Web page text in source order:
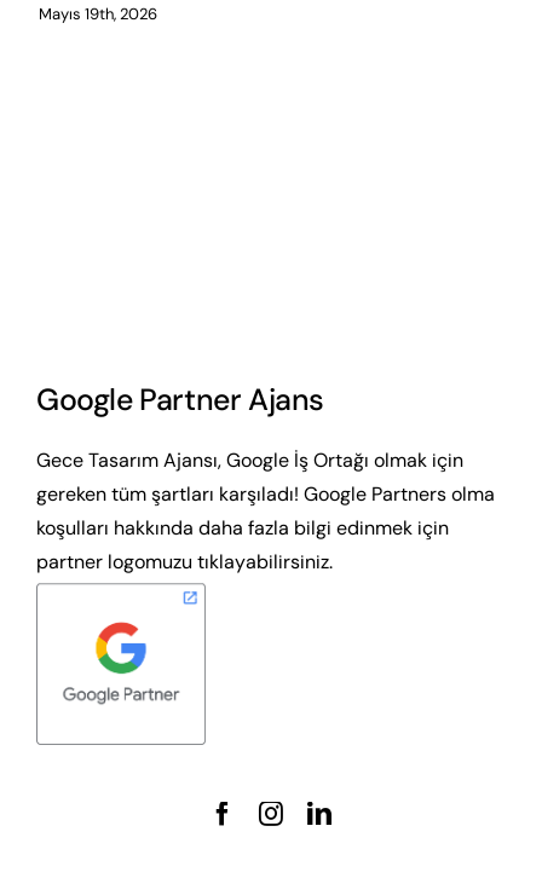
Mayıs 19th, 2026
Google Partner Ajans
Gece Tasarım Ajansı, Google İş Ortağı olmak için
gereken tüm şartları karşıladı! Google Partners olma
koşulları hakkında daha fazla bilgi edinmek için
partner logomuzu tıklayabilirsiniz.